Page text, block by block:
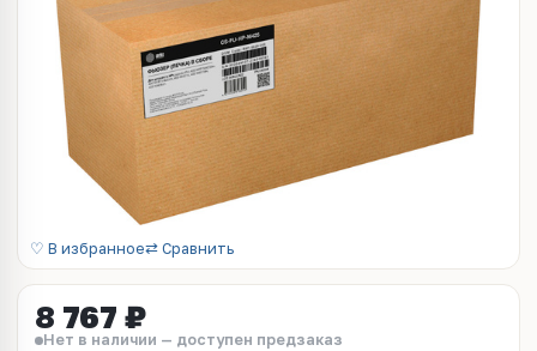
♡ В избранное⇄ Сравнить
8 767 ₽
Нет в наличии — доступен предзаказ